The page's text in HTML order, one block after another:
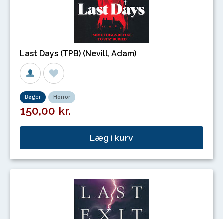
Last Days (TPB) (Nevill, Adam)
Bøger Horror
150,00 kr.
Læg i kurv